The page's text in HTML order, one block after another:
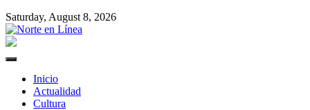
Saturday, August 8, 2026
Primary
Inicio
Actualidad
Cultura